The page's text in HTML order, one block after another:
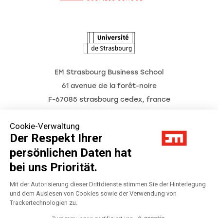
Cookie-Verwaltung
Der Respekt Ihrer
persönlichen Daten hat
bei uns Priorität.
Mit der Autorisierung dieser Drittdienste stimmen Sie der Hinterlegung
und dem Auslesen von Cookies sowie der Verwendung von
Trackertechnologien zu.
EM Strasbourg Business School
61 avenue de la forêt-noire
F-67085 strasbourg cedex, france
Impressum
Datenschutzerklärung
Préférences Cookies